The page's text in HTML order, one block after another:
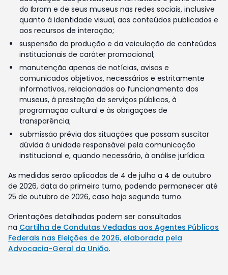
do Ibram e de seus museus nas redes sociais, inclusive
quanto à identidade visual, aos conteúdos publicados e
aos recursos de interação;
suspensão da produção e da veiculação de conteúdos
institucionais de caráter promocional;
manutenção apenas de notícias, avisos e
comunicados objetivos, necessários e estritamente
informativos, relacionados ao funcionamento dos
museus, à prestação de serviços públicos, à
programação cultural e às obrigações de
transparência;
submissão prévia das situações que possam suscitar
dúvida à unidade responsável pela comunicação
institucional e, quando necessário, à análise jurídica.
As medidas serão aplicadas de 4 de julho a 4 de outubro
de 2026, data do primeiro turno, podendo permanecer até
25 de outubro de 2026, caso haja segundo turno.
Orientações detalhadas podem ser consultadas
na Cartilha de Condutas Vedadas aos Agentes Públicos
Federais nas Eleições de 2026, elaborada pela
Advocacia-Geral da União.